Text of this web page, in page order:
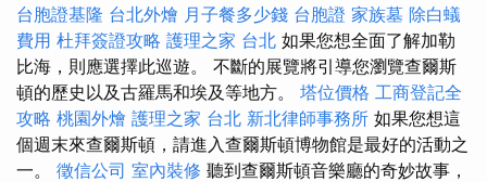
台胞證基隆 台北外燴 月子餐多少錢 台胞證 家族墓 除白蟻
費用 杜拜簽證攻略 護理之家 台北 如果您想全面了解加勒
比海，則應選擇此巡遊。 不斷的展覽將引導您瀏覽查爾斯
頓的歷史以及古羅馬和埃及等地方。 塔位價格 工商登記全
攻略 桃園外燴 護理之家 台北 新北律師事務所 如果您想這
個週末來查爾斯頓，請進入查爾斯頓博物館是最好的活動之
一。 徵信公司 室內裝修 聽到查爾斯頓音樂廳的奇妙故事，